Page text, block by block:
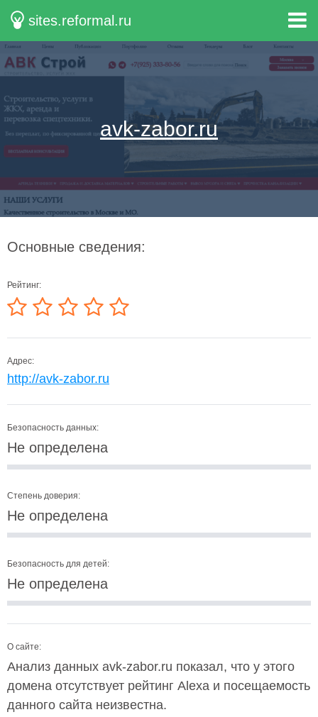
sites.reformal.ru
avk-zabor.ru
Основные сведения:
Рейтинг:
Адрес:
http://avk-zabor.ru
Безопасность данных:
Не определена
Степень доверия:
Не определена
Безопасность для детей:
Не определена
О сайте:
Анализ данных avk-zabor.ru показал, что у этого
домена отсутствует рейтинг Alexa и посещаемость
данного сайта неизвестна.